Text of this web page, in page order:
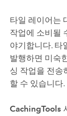
타일 레이어는
작업에 소비될
야기합니다. 타
발행하면 미숙
싱 작업을 전송
할 수 있습니다.
CachingTools